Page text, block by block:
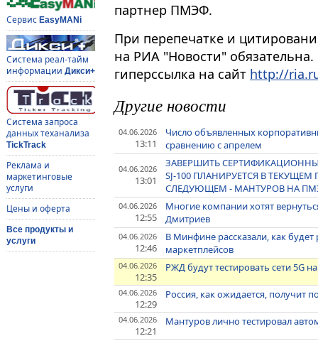
Сервис EasyMANi
Система реал-тайм
информации Дикси+
Система запроса
данных теханализа
TickTrack
Реклама и
маркетинговые
услуги
Цены и оферта
Все продукты и
услуги
партнер ПМЭФ.
При перепечатке и
на РИА "Новости"
гиперссылка на сайт http://
Другие новости
04.06.2026
13:11
Число объявленных
сравнению с апрелем
04.06.2026
13:01
ЗАВЕРШИТЬ
SJ-100 ПЛАНИРУЕТСЯ В
СЛЕДУЮЩЕМ - МАНТУРОВ НА
04.06.2026
12:55
Многие компании хотят
Дмитриев
04.06.2026
12:46
В Минфине рассказали, как
маркетплейсов
04.06.2026
12:35
РЖД будут тестировать сети 5G
04.06.2026
12:29
Россия, как ожидается, получит
04.06.2026
12:21
Мантуров лично тестировал